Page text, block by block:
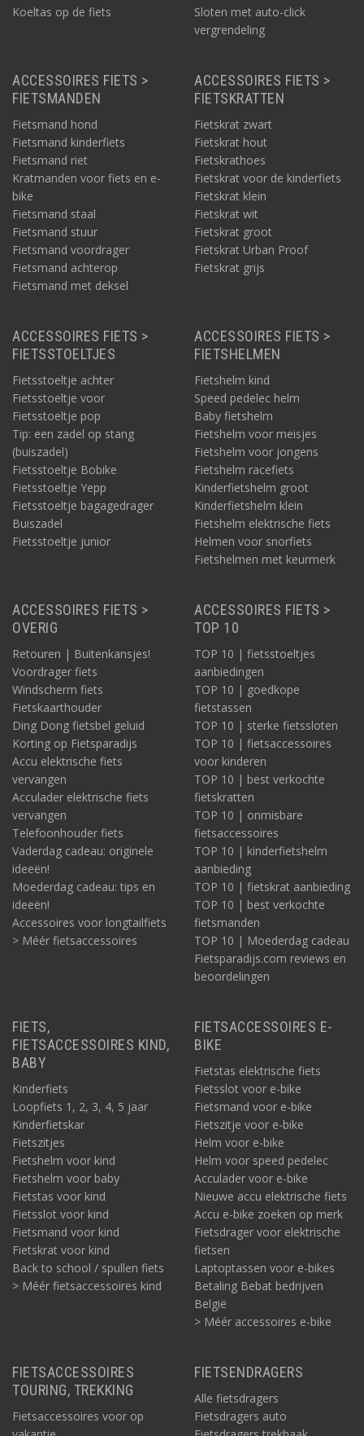
Koeltas op de fiets
Sloten met auto-click
vergrendeling
ACCESSOIRES FIETS >
FIETSMANDEN
Fietsmand hond
Fietsmand kinderfiets
Fietsmand riet
Kratmanden voor fiets en e-
bike
Fietsmand staal
Fietsmand stuur
Fietsmand voordrager
Fietsmand achterop
Fietsmand met deksel
ACCESSOIRES FIETS >
FIETSKRATTEN
Fietskrat zwart
Fietskrat hout
Fietskrathoes
Fietskrat voor de kinderfiets
Fietskrat klein
Fietskrat wit
Fietskrat groot
Fietskrat Urban Proof
Fietskrat grijs
ACCESSOIRES FIETS >
FIETSSTOELTJES
Fietsstoeltje achter
Fietsstoeltje voor
Fietsstoeltje pop
Tip: een zadel op stang
(buiszadel)
Fietsstoeltje Bobike
Fietsstoeltje Yepp
Fietsstoeltje bagagedrager
Buiszadel
Fietsstoeltje junior
ACCESSOIRES FIETS >
FIETSHELMEN
Fietshelm kind
Speed pedelec helm
Baby fietshelm
Fietshelm voor meisjes
Fietshelm voor jongens
Fietshelm racefiets
Kinderfietshelm groot
Kinderfietshelm klein
Fietshelm elektrische fiets
Helmen voor snorfiets
Fietshelmen met keurmerk
ACCESSOIRES FIETS >
OVERIG
Retouren | Buitenkansjes!
Voordrager fiets
Windscherm fiets
Fietskaarthouder
Ding Dong fietsbel geluid
Korting op Fietsparadijs
Accu elektrische fiets
vervangen
Acculader elektrische fiets
vervangen
Telefoonhouder fiets
Vaderdag cadeau: originele
ideeën!
Moederdag cadeau: tips en
ideeën!
Accessoires voor longtailfiets
> Méér fietsaccessoires
ACCESSOIRES FIETS >
TOP 10
TOP 10 | fietsstoeltjes
aanbiedingen
TOP 10 | goedkope
fietstassen
TOP 10 | sterke fietssloten
TOP 10 | fietsaccessoires
voor kinderen
TOP 10 | best verkochte
fietskratten
TOP 10 | onmisbare
fietsaccessoires
TOP 10 | kinderfietshelm
aanbieding
TOP 10 | fietskrat aanbieding
TOP 10 | best verkochte
fietsmanden
TOP 10 | Moederdag cadeau
Fietsparadijs.com reviews en
beoordelingen
FIETS,
FIETSACCESSOIRES KIND,
BABY
Kinderfiets
Loopfiets 1, 2, 3, 4, 5 jaar
Kinderfietskar
Fietszitjes
Fietshelm voor kind
Fietshelm voor baby
Fietstas voor kind
Fietsslot voor kind
Fietsmand voor kind
Fietskrat voor kind
Back to school / spullen fiets
> Méér fietsaccessoires kind
FIETSACCESSOIRES E-
BIKE
Fietstas elektrische fiets
Fietsslot voor e-bike
Fietsmand voor e-bike
Fietszitje voor e-bike
Helm voor e-bike
Helm voor speed pedelec
Acculader voor e-bike
Nieuwe accu elektrische fiets
Accu e-bike zoeken op merk
Fietsdrager voor elektrische
fietsen
Laptoptassen voor e-bikes
Betaling Bebat bedrijven
België
> Méér accessoires e-bike
FIETSACCESSOIRES
TOURING, TREKKING
Fietsaccessoires voor op
FIETSENDRAGERS
Alle fietsdragers
Fietsdragers auto